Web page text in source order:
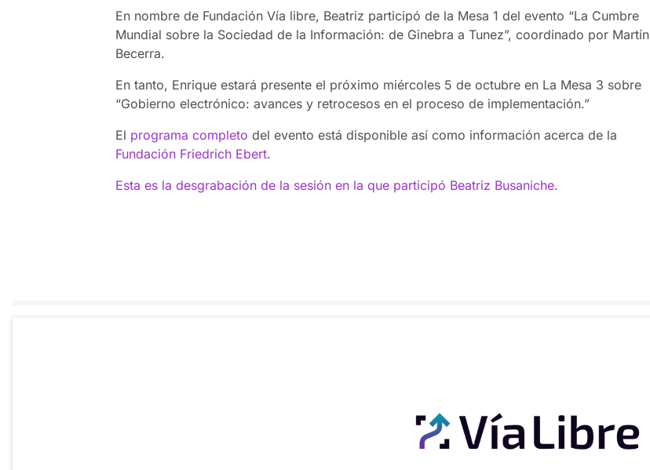
En nombre de Fundación Vía libre, Beatriz participó de la Mesa 1 del evento “La Cumbre
Mundial sobre la Sociedad de la Información: de Ginebra a Tunez”, coordinado por Martín
Becerra.
En tanto, Enrique estará presente el próximo miércoles 5 de octubre en La Mesa 3 sobre
“Gobierno electrónico: avances y retrocesos en el proceso de implementación.”
El programa completo del evento está disponible así como información acerca de la
Fundación Friedrich Ebert.
Esta es la desgrabación de la sesión en la que participó Beatriz Busaniche.